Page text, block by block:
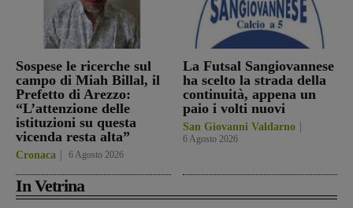
Sospese le ricerche sul
campo di Miah Billal, il
Prefetto di Arezzo:
“L’attenzione delle
istituzioni su questa
vicenda resta alta”
Cronaca 6 Agosto 2026
La Futsal Sangiovannese
ha scelto la strada della
continuità, appena un
paio i volti nuovi
San Giovanni Valdarno
6 Agosto 2026
In Vetrina